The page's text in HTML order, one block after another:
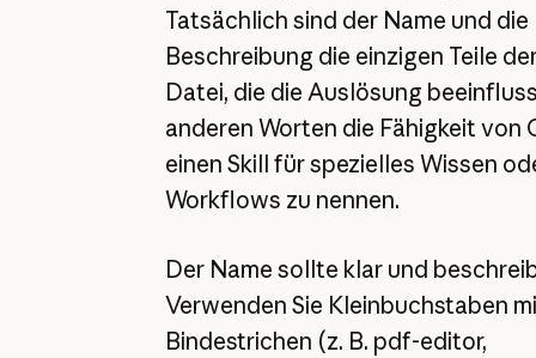
Tatsächlich sind der Name und die
Beschreibung die einzigen Teile
Datei, die die Auslösung
anderen Worten die Fähigkeit von
einen Skill für spezielles Wissen
Workflows zu nennen.
Der Name sollte klar und
Verwenden Sie Kleinbuchstaben
Bindestrichen (z. B. pdf-editor,